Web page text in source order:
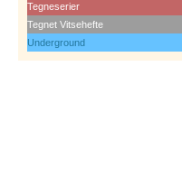
Tegneserier
Tegnet Vitsehefte
Underground